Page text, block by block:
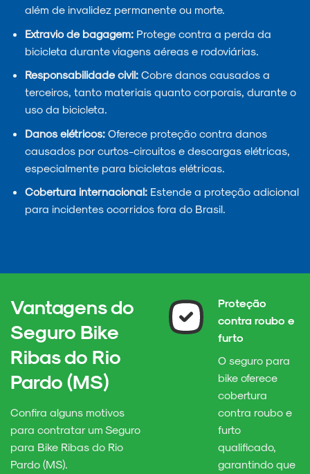
além de invalidez permanente ou morte.
Extravio de bagagem:Protege contra a perda da
bicicleta durante viagens aéreas e rodoviárias.
Responsabilidade civil:Cobre danos causados a
terceiros, tanto materiais quanto corporais, durante o
uso da bicicleta.
Danos elétricos:Oferece proteção contra danos
causados por curtos-circuitos e descargas elétricas,
especialmente para bicicletas elétricas.
Cobertura internacional:Estende a proteção adicional
para incidentes ocorridos fora do Brasil.
Vantagens do
Seguro Bike
Ribas do Rio
Pardo (MS)
Confira alguns motivos
para contratar um Seguro
para Bike Ribas do Rio
Pardo (MS).
Proteção
contra roubo e
furto
O seguro para
bike oferece
cobertura
contra roubo e
furto
qualificado,
garantindo que